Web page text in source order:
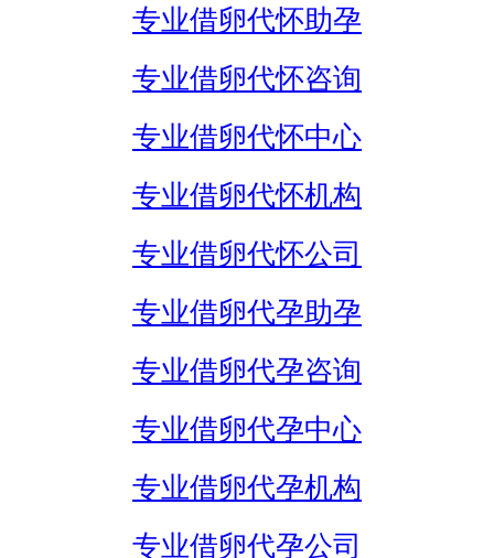
专业借卵代怀助孕
专业借卵代怀咨询
专业借卵代怀中心
专业借卵代怀机构
专业借卵代怀公司
专业借卵代孕助孕
专业借卵代孕咨询
专业借卵代孕中心
专业借卵代孕机构
专业借卵代孕公司